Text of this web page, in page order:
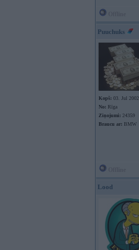
Puuchuks
Kopš: 03. Jul 2002
No: Rīga
Ziņojumi: 24359
Braucu ar: BMW
Lood